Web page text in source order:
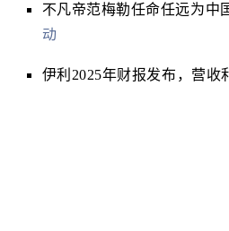
不凡帝范梅勒任命任远为中
动
伊利2025年财报发布，营收